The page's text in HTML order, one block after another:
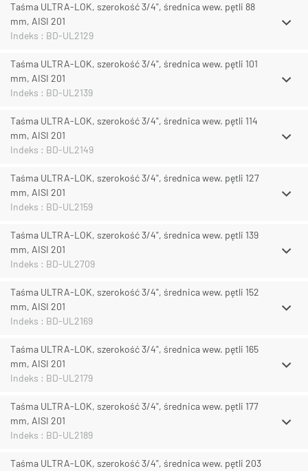
Taśma ULTRA-LOK, szerokość 3/4", średnica wew. pętli 88
mm, AISI 201
Indeks : BD-UL2129
Taśma ULTRA-LOK, szerokość 3/4", średnica wew. pętli 101
mm, AISI 201
Indeks : BD-UL2139
Taśma ULTRA-LOK, szerokość 3/4", średnica wew. pętli 114
mm, AISI 201
Indeks : BD-UL2149
Taśma ULTRA-LOK, szerokość 3/4", średnica wew. pętli 127
mm, AISI 201
Indeks : BD-UL2159
Taśma ULTRA-LOK, szerokość 3/4", średnica wew. pętli 139
mm, AISI 201
Indeks : BD-UL2709
Taśma ULTRA-LOK, szerokość 3/4", średnica wew. pętli 152
mm, AISI 201
Indeks : BD-UL2169
Taśma ULTRA-LOK, szerokość 3/4", średnica wew. pętli 165
mm, AISI 201
Indeks : BD-UL2179
Taśma ULTRA-LOK, szerokość 3/4", średnica wew. pętli 177
mm, AISI 201
Indeks : BD-UL2189
Taśma ULTRA-LOK, szerokość 3/4", średnica wew. pętli 203